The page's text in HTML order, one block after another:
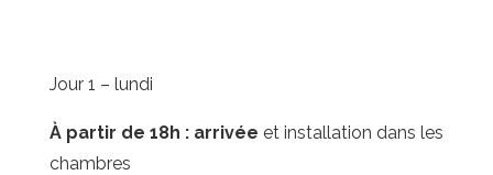
Jour 1 – lundi
À partir de 18h : arrivée et installation dans les
chambres